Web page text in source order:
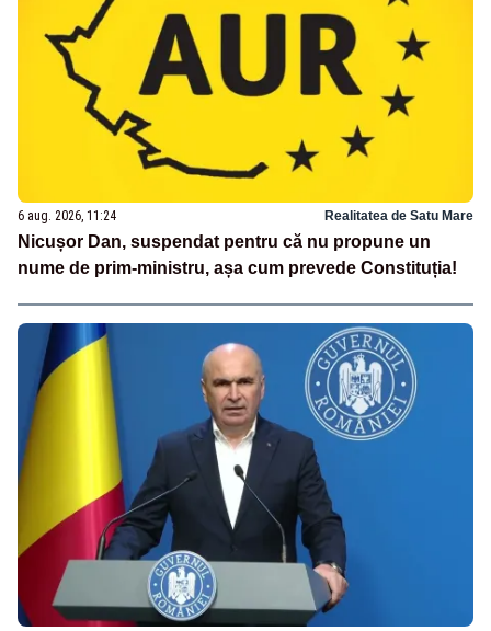
6 aug. 2026, 11:24 Realitatea de Satu Mare
Nicușor Dan, suspendat pentru că nu propune un
nume de prim-ministru, așa cum prevede Constituția!